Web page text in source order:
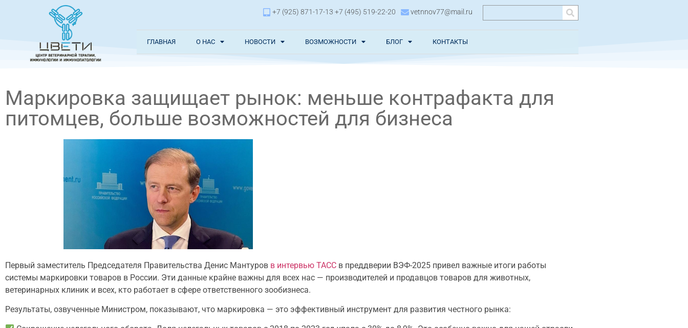
+7 (925) 871-17-13 +7 (495) 519-22-20 vetnnov77@mail.ru
ГЛАВНАЯ О НАС НОВОСТИ ВОЗМОЖНОСТИ БЛОГ КОНТАКТЫ
Маркировка защищает рынок: меньше контрафакта для
питомцев, больше возможностей для бизнеса
Первый заместитель Председателя Правительства Денис Мантуров в интервью ТАСС в преддверии ВЭФ-2025 привел важные итоги работы
системы маркировки товаров в России. Эти данные крайне важны для всех нас — производителей и продавцов товаров для животных,
ветеринарных клиник и всех, кто работает в сфере ответственного зообизнеса.
Результаты, озвученные Министром, показывают, что маркировка — это эффективный инструмент для развития честного рынка: